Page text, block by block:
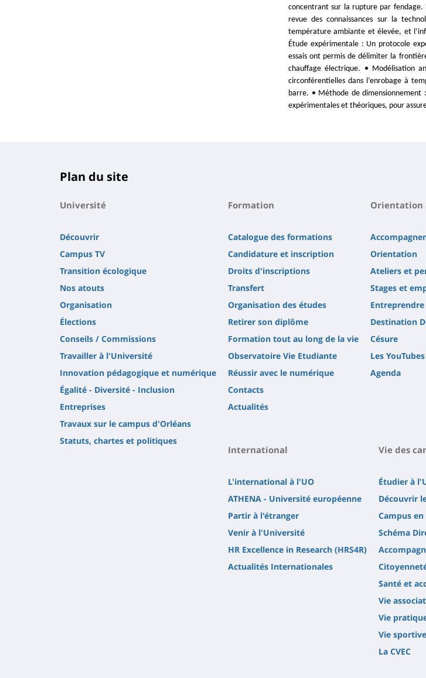
concentrant sur la rupture par fendage.
revue des connaissances sur la
température ambiante et élevée, et
Étude expérimentale : Un protocole
essais ont permis de délimiter la
chauffage électrique. • Modélisation
circonférentielles dans l’enrobage à
barre. • Méthode de dimensionnement
expérimentales et théoriques, pour
Plan du site
Université
Découvrir
Campus TV
Transition écologique
Nos atouts
Organisation
Élections
Conseils / Commissions
Travailler à l'Université
Innovation pédagogique et numérique
Égalité - Diversité - Inclusion
Entreprises
Travaux sur le campus d'Orléans
Statuts, chartes et politiques
Formation
Catalogue des formations
Candidature et inscription
Droits d'inscriptions
Transfert
Organisation des études
Retirer son diplôme
Formation tout au long de la vie
Observatoire Vie Etudiante
Réussir avec le numérique
Contacts
Actualités
Orientation
Orientation
Ateliers et
Stages et
Entreprendre
Destination
Césure
Les
Agenda
International
L'international à l'UO
ATHENA - Université européenne
Partir à l'étranger
Venir à l'Université
HR Excellence in Research (HRS4R)
Actualités Internationales
Vie des
Étudier à
Découvrir
Campus en
Schéma
Santé et
Vie
Vie
Vie sportive
La CVEC